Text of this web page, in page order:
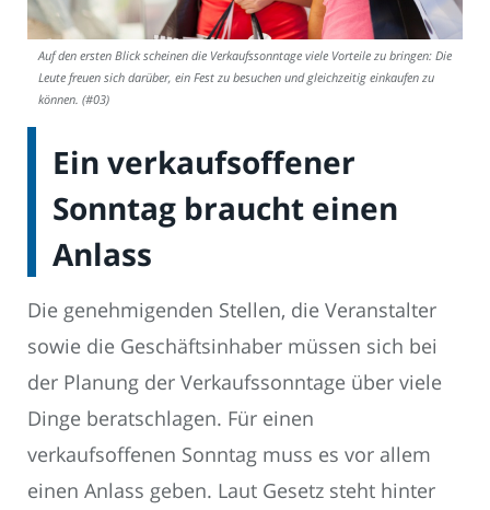
Auf den ersten Blick scheinen die Verkaufssonntage viele Vorteile zu bringen: Die
Leute freuen sich darüber, ein Fest zu besuchen und gleichzeitig einkaufen zu
können. (#03)
Ein verkaufsoffener
Sonntag braucht einen
Anlass
Die genehmigenden Stellen, die Veranstalter
sowie die Geschäftsinhaber müssen sich bei
der Planung der Verkaufssonntage über viele
Dinge beratschlagen. Für einen
verkaufsoffenen Sonntag muss es vor allem
einen Anlass geben. Laut Gesetz steht hinter